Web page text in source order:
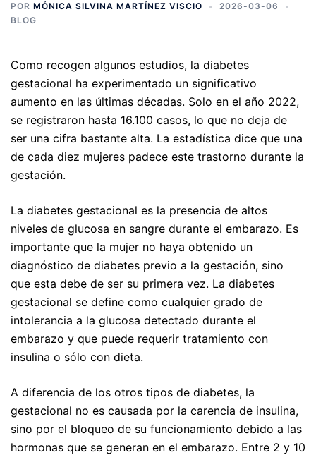
POR MÓNICA SILVINA MARTÍNEZ VISCIO
2026-03-06
BLOG
Como recogen algunos estudios, la diabetes
gestacional ha experimentado un significativo
aumento en las últimas décadas. Solo en el año 2022,
se registraron hasta 16.100 casos, lo que no deja de
ser una cifra bastante alta. La estadística dice que una
de cada diez mujeres padece este trastorno durante la
gestación.
La diabetes gestacional es la presencia de altos
niveles de glucosa en sangre durante el embarazo. Es
importante que la mujer no haya obtenido un
diagnóstico de diabetes previo a la gestación, sino
que esta debe de ser su primera vez. La diabetes
gestacional se define como cualquier grado de
intolerancia a la glucosa detectado durante el
embarazo y que puede requerir tratamiento con
insulina o sólo con dieta.
A diferencia de los otros tipos de diabetes, la
gestacional no es causada por la carencia de insulina,
sino por el bloqueo de su funcionamiento debido a las
hormonas que se generan en el embarazo. Entre 2 y 10